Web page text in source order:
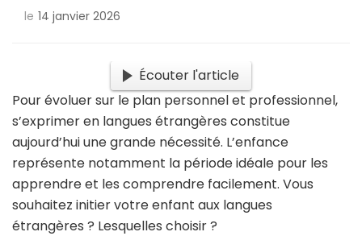
le 14 janvier 2026
Écouter l'article
Pour évoluer sur le plan personnel et professionnel,
s’exprimer en langues étrangères constitue
aujourd’hui une grande nécessité. L’enfance
représente notamment la période idéale pour les
apprendre et les comprendre facilement. Vous
souhaitez initier votre enfant aux langues
étrangères ? Lesquelles choisir ?